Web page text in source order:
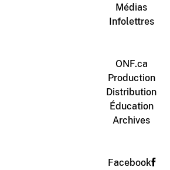
Médias
Infolettres
ONF.ca
Production
Distribution
Éducation
Archives
Facebook